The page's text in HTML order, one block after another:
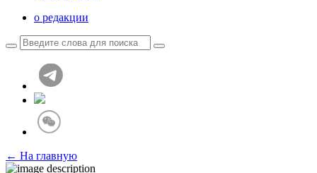
о редакции
← На главную